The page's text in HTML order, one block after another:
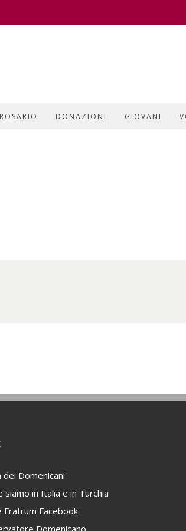
DONAZIONI GIOVANI
dei Domenicani
siamo in Italia e in Turchia
Fratrum Facebook
Domenicano